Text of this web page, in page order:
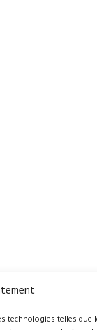
technologies telles que